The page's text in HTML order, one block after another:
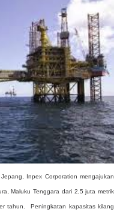
Inpex Corporation mengajukan
Maluku Tenggara dari 2,5 juta metrik
tahun. Peningkatan kapasitas kilang